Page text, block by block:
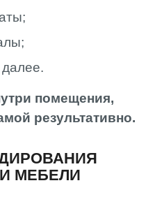
помещения,
результативно.
МЕБЕЛИ